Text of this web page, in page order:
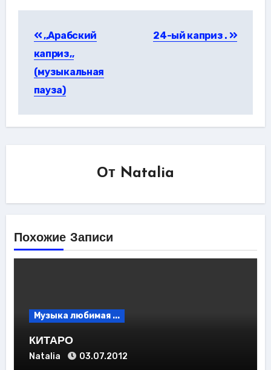
по
записям
,,Арабский
каприз,,
(музыкальная
пауза)
24-ый каприз .
От Natalia
Похожие Записи
Музыка любимая ...
КИТАРО
Natalia 03.07.2012